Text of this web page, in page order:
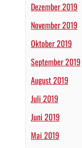
Dezember 2019
November 2019
Oktober 2019
September 2019
August 2019
Juli 2019
Juni 2019
Mai 2019